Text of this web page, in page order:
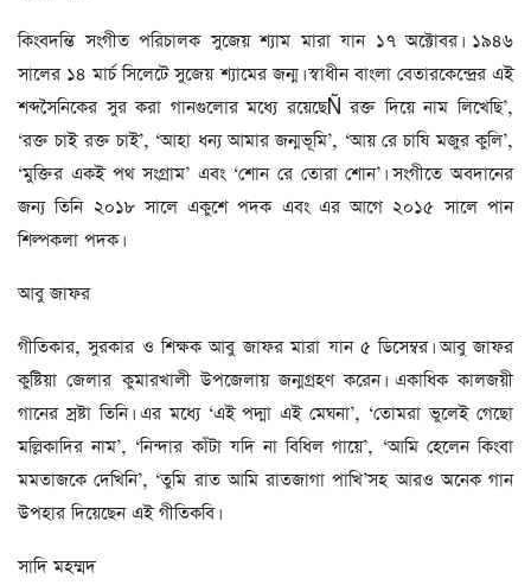
কিংবদন্তি সংগীত পরিচালক সুজেয় শ্যাম মারা যান ১৭ অক্টোবর। ১৯৪৬
সালের ১৪ মার্চ সিলেটে সুজেয় শ্যামের জন্ম। স্বাধীন বাংলা বেতারকেন্দ্রের এই
শব্দসৈনিকের সুর করা গানগুলোর মধ্যে রয়েছেÑ রক্ত দিয়ে নাম লিখেছি’,
‘রক্ত চাই রক্ত চাই’, ‘আহা ধন্য আমার জন্মভূমি’, ‘আয় রে চাষি মজুর কুলি’,
‘মুক্তির একই পথ সংগ্রাম’ এবং ‘শোন রে তোরা শোন’। সংগীতে অবদানের
জন্য তিনি ২০১৮ সালে একুশে পদক এবং এর আগে ২০১৫ সালে পান
শিল্পকলা পদক।
আবু জাফর
গীতিকার, সুরকার ও শিক্ষক আবু জাফর মারা যান ৫ ডিসেম্বর। আবু জাফর
কুষ্টিয়া জেলার কুমারখালী উপজেলায় জন্মগ্রহণ করেন। একাধিক কালজয়ী
গানের স্রষ্টা তিনি। এর মধ্যে ‘এই পদ্মা এই মেঘনা’, ‘তোমরা ভুলেই গেছো
মল্লিকাদির নাম’, ‘নিন্দার কাঁটা যদি না বিধিল গায়ে’, ‘আমি হেলেন কিংবা
মমতাজকে দেখিনি’, ‘তুমি রাত আমি রাতজাগা পাখি’সহ আরও অনেক গান
উপহার দিয়েছেন এই গীতিকবি।
সাদি মহম্মদ